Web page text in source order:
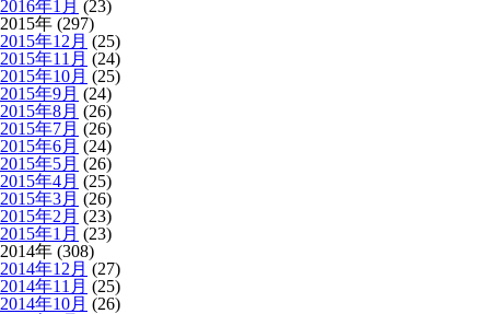
2016年1月 (23)
2015年 (297)
2015年12月 (25)
2015年11月 (24)
2015年10月 (25)
2015年9月 (24)
2015年8月 (26)
2015年7月 (26)
2015年6月 (24)
2015年5月 (26)
2015年4月 (25)
2015年3月 (26)
2015年2月 (23)
2015年1月 (23)
2014年 (308)
2014年12月 (27)
2014年11月 (25)
2014年10月 (26)